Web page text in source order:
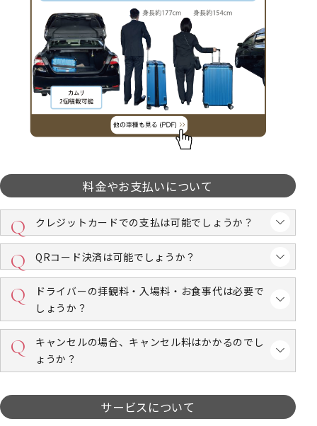
料金やお支払いについて
クレジットカードでの支払は可能でしょうか？
QRコード決済は可能でしょうか？
ドライバーの拝観料・入場料・お食事代は必要で
しょうか？
キャンセルの場合、キャンセル料はかかるのでし
ょうか？
サービスについて